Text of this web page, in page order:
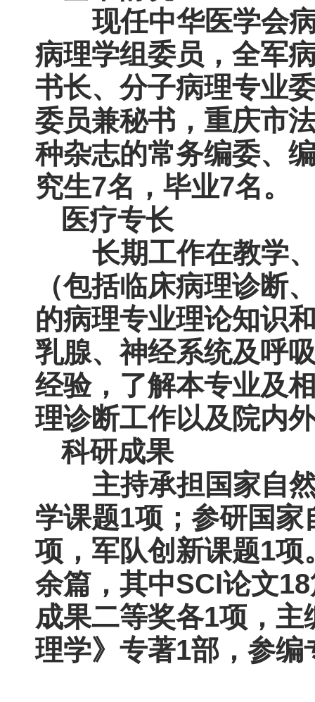
现任中华医学会
病理学组委员，全军
书长、分子病理专业
委员兼秘书，重庆市
种杂志的常务编委、
究生7名，毕业7名。
医疗专长
长期工作在教学
（包括临床病理诊断
的病理专业理论知识
乳腺、神经系统及呼
经验，了解本专业及
理诊断工作以及院内
科研成果
主持承担国家自
学课题1项；参研国
项，军队创新课题1
余篇，其中SCI论文
成果二等奖各1项，
理学》专著1部，参编